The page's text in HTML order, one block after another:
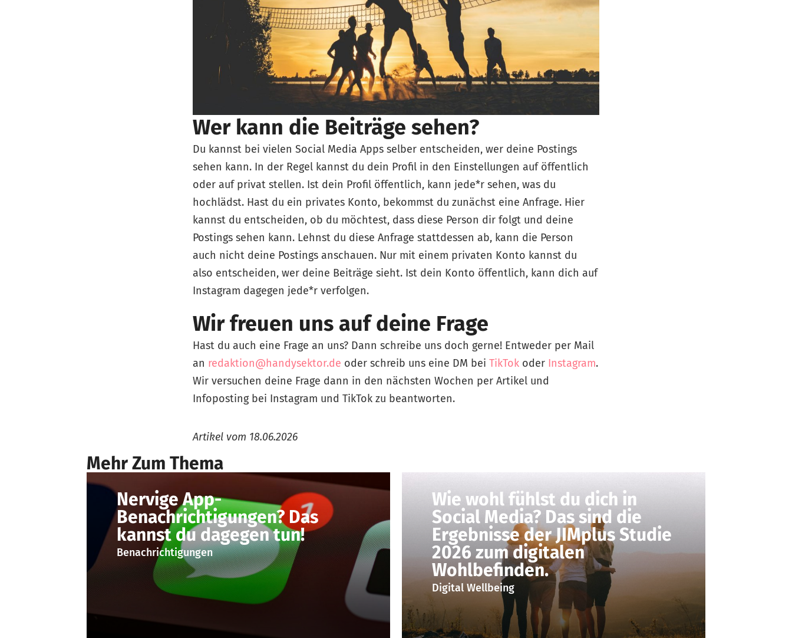
Wer kann die Beiträge sehen?
Du kannst bei vielen Social Media Apps selber entscheiden, wer deine Postings
sehen kann. In der Regel kannst du dein Profil in den Einstellungen auf öffentlich
oder auf privat stellen. Ist dein Profil öffentlich, kann jede*r sehen, was du
hochlädst. Hast du ein privates Konto, bekommst du zunächst eine Anfrage. Hier
kannst du entscheiden, ob du möchtest, dass diese Person dir folgt und deine
Postings sehen kann. Lehnst du diese Anfrage stattdessen ab, kann die Person
auch nicht deine Postings anschauen. Nur mit einem privaten Konto kannst du
also entscheiden, wer deine Beiträge sieht. Ist dein Konto öffentlich, kann dich auf
Instagram dagegen jede*r verfolgen.
Wir freuen uns auf deine Frage
Hast du auch eine Frage an uns? Dann schreibe uns doch gerne! Entweder per Mail
an redaktion@handysektor.de oder schreib uns eine DM bei TikTok oder Instagram.
Wir versuchen deine Frage dann in den nächsten Wochen per Artikel und
Infoposting bei Instagram und TikTok zu beantworten.
Artikel vom 18.06.2026
Mehr Zum Thema
Nervige App-
Benachrichtigungen? Das
kannst du dagegen tun!
Benachrichtigungen
Wie wohl fühlst du dich in
Social Media? Das sind die
Ergebnisse der JIMplus Studie
2026 zum digitalen
Wohlbefinden.
Digital Wellbeing